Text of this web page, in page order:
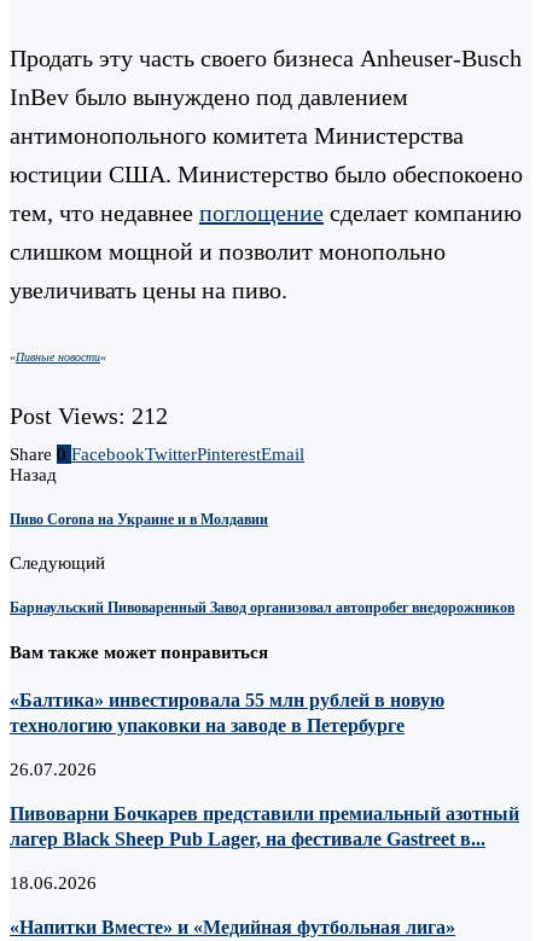
Продать эту часть своего бизнеса Anheuser-Busch
InBev было вынуждено под давлением
антимонопольного комитета Министерства
юстиции США. Министерство было обеспокоено
тем, что недавнее поглощение сделает компанию
слишком мощной и позволит монопольно
увеличивать цены на пиво.
«Пивные новости«
Post Views: 212
Share 0 FacebookTwitterPinterestEmail
Назад
Пиво Corona на Украине и в Молдавии
Следующий
Барнаульский Пивоваренный Завод организовал автопробег внедорожников
Вам также может понравиться
«Балтика» инвестировала 55 млн рублей в новую
технологию упаковки на заводе в Петербурге
26.07.2026
Пивоварни Бочкарев представили премиальный азотный
лагер Black Sheep Pub Lager, на фестивале Gastreet в...
18.06.2026
«Напитки Вместе» и «Медийная футбольная лига»